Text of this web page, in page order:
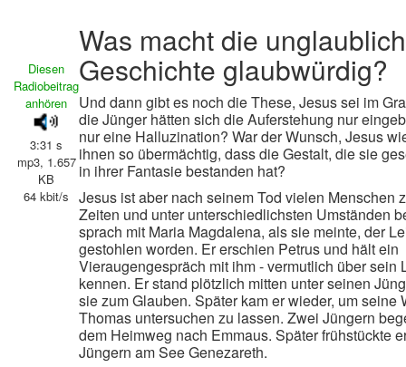
Diesen
Radiobeitrag
anhören
3:31 s
mp3, 1.657
KB
64 kbit/s
Was macht die
Geschichte glaubwürdig?
Und dann gibt es noch die These, Jesus sei im
die Jünger hätten sich die Auferstehung nur
nur eine Halluzination? War der Wunsch, Jesus
ihnen so übermächtig, dass die Gestalt, die sie
in ihrer Fantasie bestanden hat?
Jesus ist aber nach seinem Tod vielen Menschen
Zeiten und unter unterschiedlichsten Umständen
sprach mit Maria Magdalena, als sie meinte, der
gestohlen worden. Er erschien Petrus und hält ein
Vieraugengespräch mit ihm - vermutlich über sein
kennen. Er stand plötzlich mitten unter seinen
sie zum Glauben. Später kam er wieder, um seine
Thomas untersuchen zu lassen. Zwei Jüngern
dem Heimweg nach Emmaus. Später frühstückte
Jüngern am See Genezareth.